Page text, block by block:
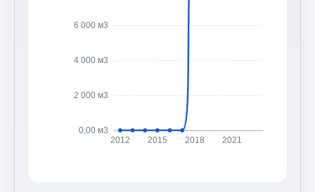
0,00 м3
2 000 м3
4 000 м3
6 000 м3
2012 2015 2018 2021